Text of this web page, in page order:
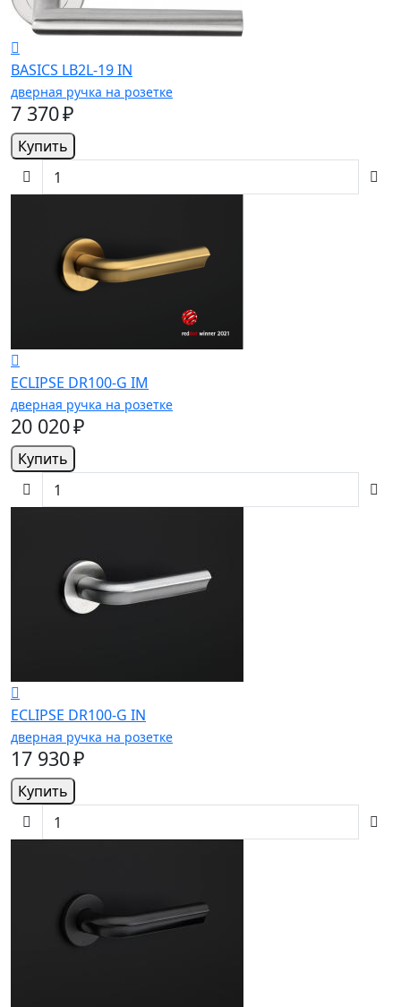
BASICS LB2L-19 IN
дверная ручка на розетке
7 370 ₽
Купить
ECLIPSE DR100-G IM
дверная ручка на розетке
20 020 ₽
Купить
ECLIPSE DR100-G IN
дверная ручка на розетке
17 930 ₽
Купить